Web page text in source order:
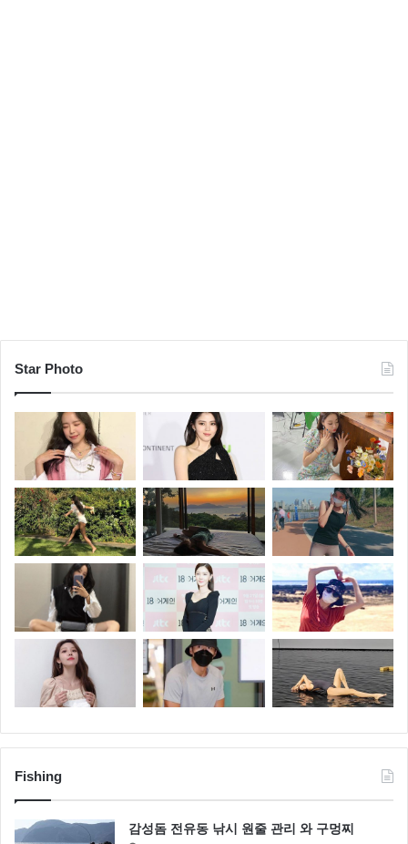
Star Photo
Fishing
감성돔 전유동 낚시 원줄 관리 와 구멍찌